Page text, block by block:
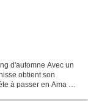
d'automne Avec un
obtient son
à passer en Ama 3